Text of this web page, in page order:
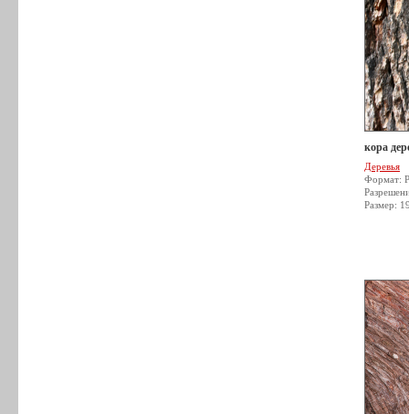
кора
Деревья
Формат:
Размер: